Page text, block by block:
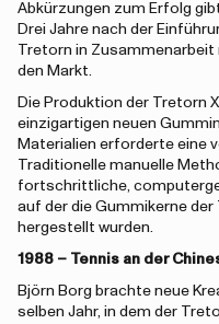
Abkürzungen zum Erfolg
Drei Jahre nach der
Tretorn in
den Markt.
Die Produktion der Tretorn
einzigartigen neuen
Materialien erforderte eine
Traditionelle manuelle
fortschrittliche,
auf der die Gummikerne
hergestellt wurden.
1988 – Tennis an der
Björn Borg brachte neue
selben Jahr, in dem der